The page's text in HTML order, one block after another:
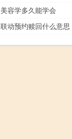
美容学多久能学会
联动预约赎回什么意思